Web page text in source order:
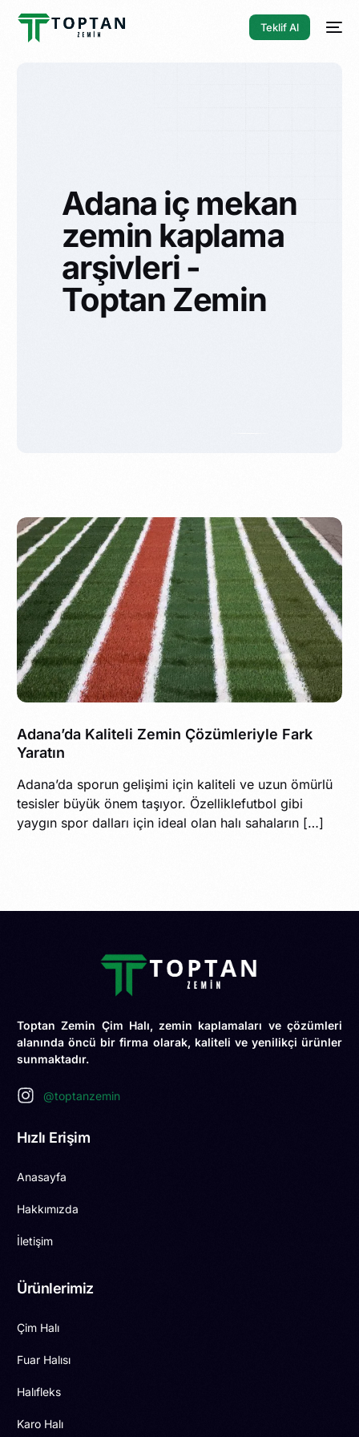
Teklif Al
Adana iç mekan
zemin kaplama
arşivleri -
Toptan Zemin
Adana’da Kaliteli Zemin Çözümleriyle Fark
Yaratın
Adana’da sporun gelişimi için kaliteli ve uzun ömürlü
tesisler büyük önem taşıyor. Özelliklefutbol gibi
yaygın spor dalları için ideal olan halı sahaların […]
Toptan Zemin Çim Halı, zemin kaplamaları ve çözümleri
alanında öncü bir firma olarak, kaliteli ve yenilikçi ürünler
sunmaktadır.
@toptanzemin
Hızlı Erişim
Anasayfa
Hakkımızda
İletişim
Ürünlerimiz
Çim Halı
Fuar Halısı
Halıfleks
Karo Halı